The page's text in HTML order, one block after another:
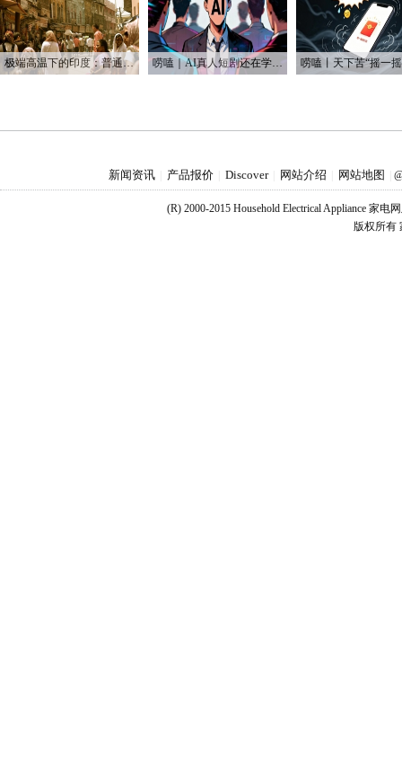
极端高温下的印度：普通人用不起空调 富人却被空调“炸到” 唠嗑｜AI真人短剧还在学做人 AI漫剧已经开始赚钱
新闻资讯 产品报价 Discover 网站介绍 网站地图
(R) 2000-2015 Household Electrical Appliance 家电
版权所有